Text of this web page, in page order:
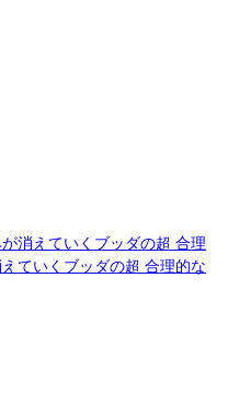
消えていくブッダの超 合理
ていくブッダの超 合理的な